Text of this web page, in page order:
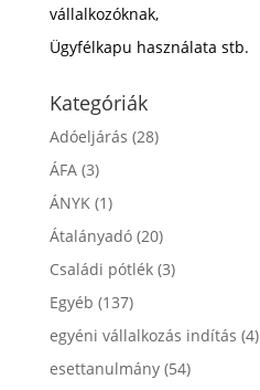
vállalkozóknak,
Ügyfélkapu használata stb.
Kategóriák
Adóeljárás (28)
ÁFA(3)
ÁNYK(1)
Átalányadó(20)
Családi pótlék(3)
Egyéb (137)
egyéni vállalkozás indítás (4)
esettanulmány(54)